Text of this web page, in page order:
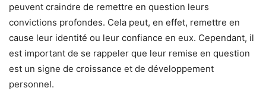
peuvent craindre de remettre en question leurs
convictions profondes. Cela peut, en effet, remettre en
cause leur identité ou leur confiance en eux. Cependant, il
est important de se rappeler que leur remise en question
est un signe de croissance et de développement
personnel.